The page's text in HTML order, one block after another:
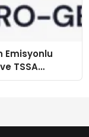
Emisyonlu
TSSA